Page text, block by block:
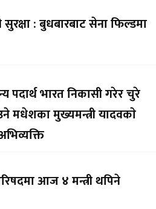
सुरक्षा : बुधबारबाट सेना फिल्डमा
पदार्थ भारत निकासी गरेर चुरे
मधेशका मुख्यमन्त्री यादवकाे
आज ४ मन्त्री थपिने